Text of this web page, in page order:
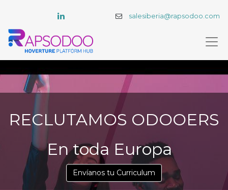
salesiberia@rapsodoo.com
RECLUTAMOS ODOOERS​
En toda Europa
Envíanos tu Curriculum